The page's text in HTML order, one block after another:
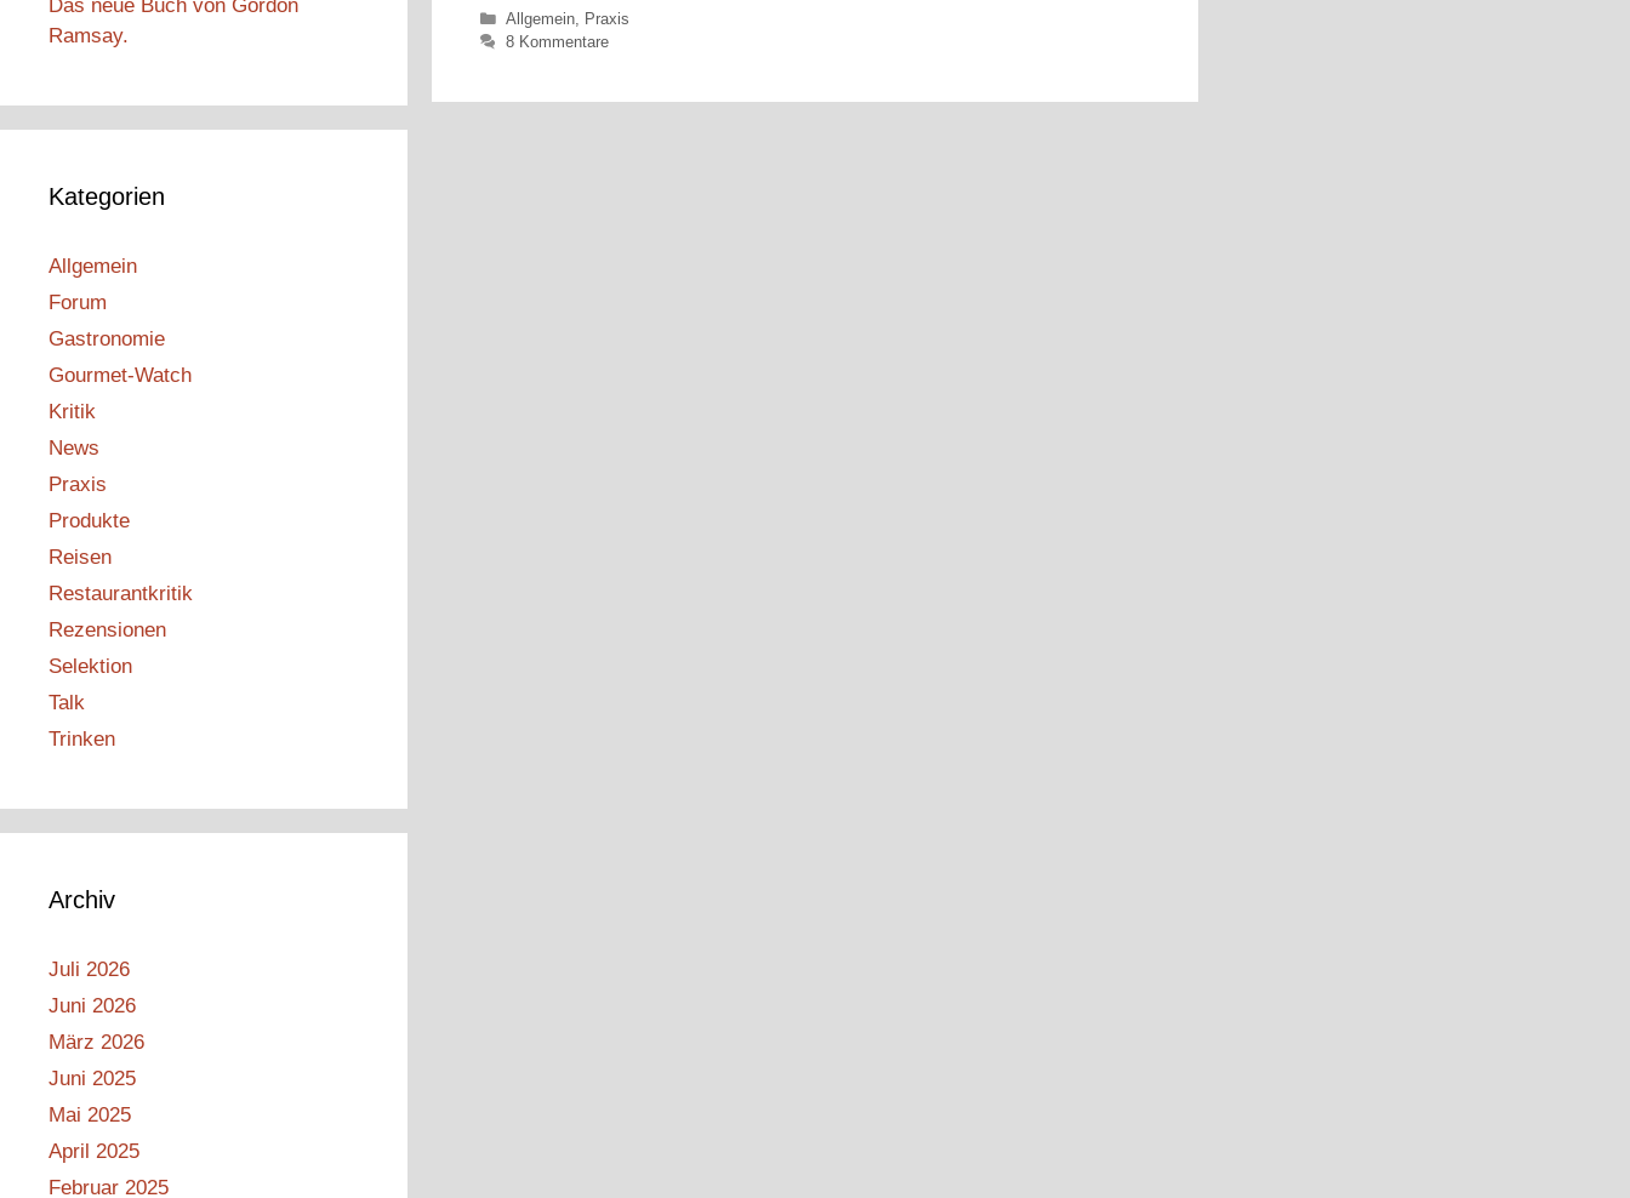
Kategorien
Allgemein,
Praxis
8 Kommentare
Das neue Buch von Gordon
Ramsay.
Kategorien
Allgemein
Forum
Gastronomie
Gourmet-Watch
Kritik
News
Praxis
Produkte
Reisen
Restaurantkritik
Rezensionen
Selektion
Talk
Trinken
Archiv
Juli 2026
Juni 2026
März 2026
Juni 2025
Mai 2025
April 2025
Februar 2025